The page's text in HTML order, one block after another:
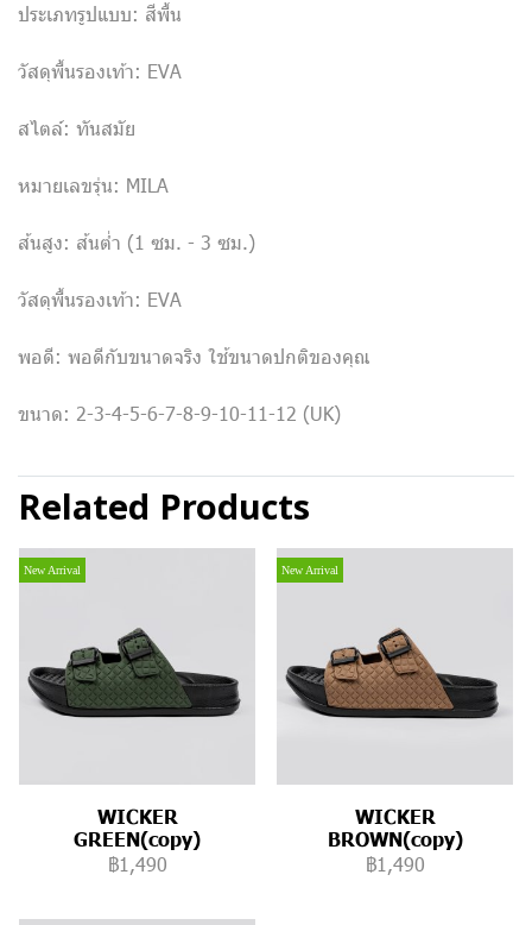
ประเภทรูปแบบ: สีพื้น
วัสดุพื้นรองเท้า: EVA
สไตล์: ทันสมัย
หมายเลขรุ่น: MILA
ส้นสูง: ส้นต่ำ (1 ซม. - 3 ซม.)
วัสดุพื้นรองเท้า: EVA
พอดี: พอดีกับขนาดจริง ใช้ขนาดปกติของคุณ
ขนาด: 2-3-4-5-6-7-8-9-10-11-12 (UK)
Related Products
New Arrival
WICKER
GREEN(copy)
฿1,490
New Arrival
WICKER
BROWN(copy)
฿1,490